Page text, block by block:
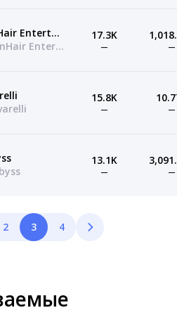
TheBrownHair Entertainment
@TheBrownHair Entertainment
17.3K
— —
15.8K
— —
13.1K
— —
2 3 4